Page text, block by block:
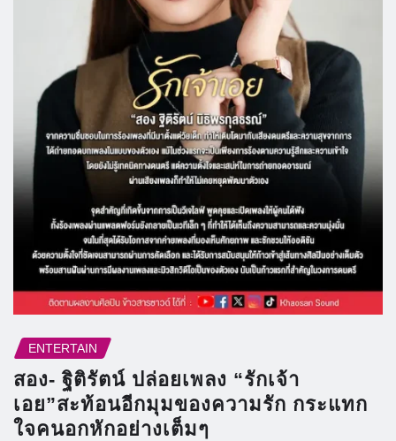
ENTERTAIN
สอง- ฐิติรัตน์ ปล่อยเพลง “รักเจ้า
เอย”สะท้อนอีกมุมของความรัก กระแทก
ใจคนอกหักอย่างเต็มๆ